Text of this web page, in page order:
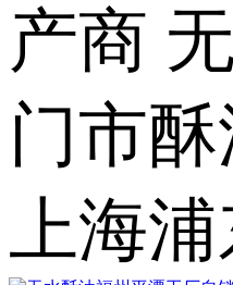
产商
门市
上海